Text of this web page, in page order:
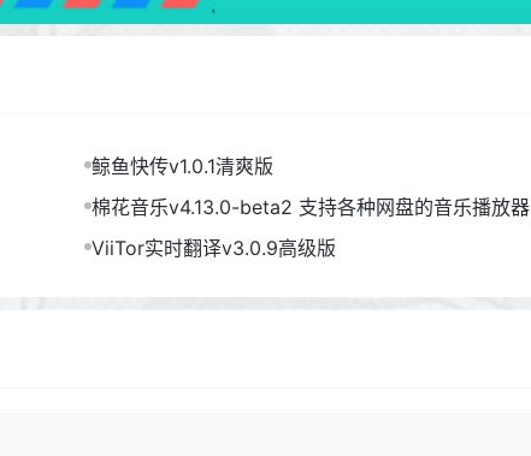
鲸鱼快传v1.0.1清爽版
棉花音乐v4.13.0-beta2 支持各种网盘的音乐播放器
ViiTor实时翻译v3.0.9高级版